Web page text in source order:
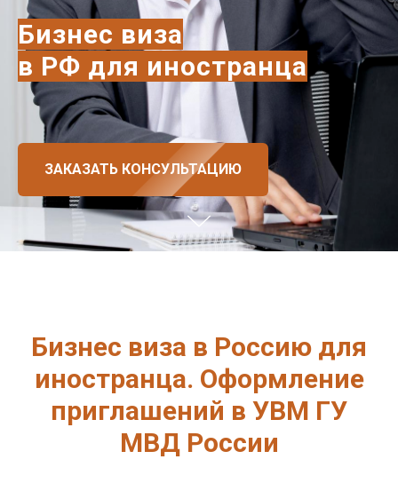
Бизнес виза
в РФ для иностранца
ЗАКАЗАТЬ КОНСУЛЬТАЦИЮ
Бизнес виза в Россию для
иностранца. Оформление
приглашений в УВМ ГУ
МВД России